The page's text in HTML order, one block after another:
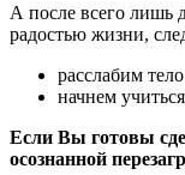
А после всего лишь
радостью жизни,
расслабим
начнем
Если Вы готовы
осознанной